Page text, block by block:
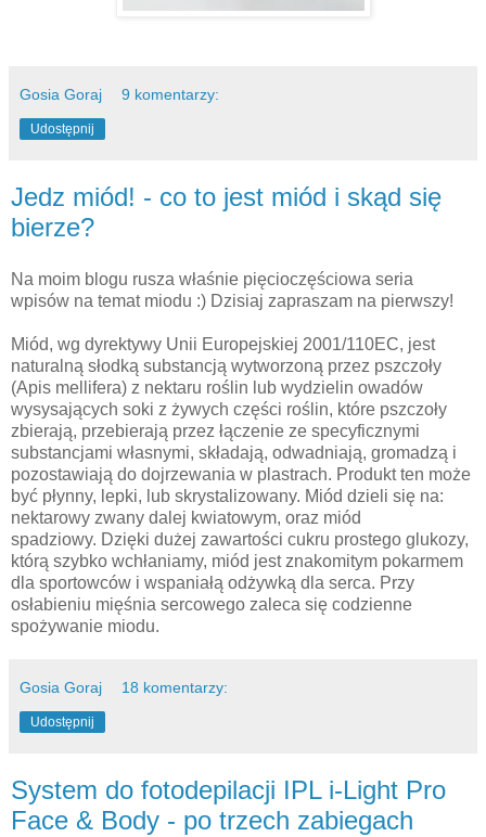
Gosia Goraj 9 komentarzy:
Udostępnij
Jedz miód! - co to jest miód i skąd się
bierze?
Na moim blogu rusza właśnie pięcioczęściowa seria
wpisów na temat miodu :) Dzisiaj zapraszam na pierwszy!
Miód, wg dyrektywy Unii Europejskiej 2001/110EC, jest
naturalną słodką substancją wytworzoną przez pszczoły
(Apis mellifera) z nektaru roślin lub wydzielin owadów
wysysających soki z żywych części roślin, które pszczoły
zbierają, przebierają przez łączenie ze specyficznymi
substancjami własnymi, składają, odwadniają, gromadzą i
pozostawiają do dojrzewania w plastrach. Produkt ten może
być płynny, lepki, lub skrystalizowany. Miód dzieli się na:
nektarowy zwany dalej kwiatowym, oraz miód
spadziowy. Dzięki dużej zawartości cukru prostego glukozy,
którą szybko wchłaniamy, miód jest znakomitym pokarmem
dla sportowców i wspaniałą odżywką dla serca. Przy
osłabieniu mięśnia sercowego zaleca się codzienne
spożywanie miodu.
Gosia Goraj 18 komentarzy:
Udostępnij
System do fotodepilacji IPL i-Light Pro
Face & Body - po trzech zabiegach